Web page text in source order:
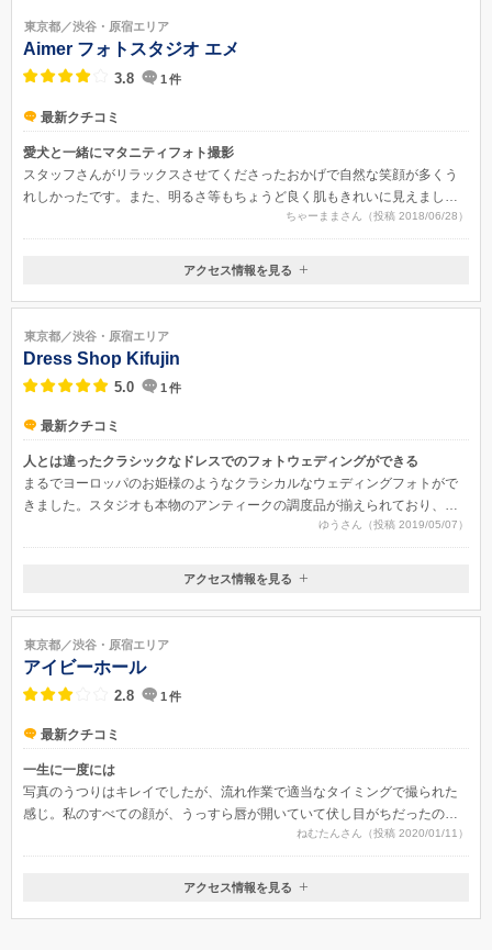
JR渋谷駅より徒歩７分 京王井の頭線「渋谷」駅直通マークシティ「R
ESTAURANTS AVENUE 4F」出口から徒歩1分 横断歩道を渡り、1階がFa
mily MartのG-SQUAREビル
東京都／渋谷・原宿エリア
Aimer フォトスタジオ エメ
3.8 1 件
最新クチコミ
愛犬と一緒にマタニティフォト撮影
スタッフさんがリラックスさせてくださったおかげで自然な笑顔が多くう
れしかったです。また、明るさ等もちょうど良く肌もきれいに見えまし
ちゃーままさん（投稿 2018/06/28）
東京都渋谷区千駄ヶ谷3-13-22 第25宮庭マンション2F
アクセス情報を見る
東京都／渋谷・原宿エリア
Dress Shop Kifujin
5.0 1 件
最新クチコミ
人とは違ったクラシックなドレスでのフォトウェディングができる
まるでヨーロッパのお姫様のようなクラシカルなウェディングフォトがで
きました。スタジオも本物のアンティークの調度品が揃えられており、自
然光を取り入れた美しい写真に仕上がりました。結婚式では、和装しかし
なかったので、こちらで洋装フォトがとれてうれしいです。
ゆうさん（投稿 2019/05/07）
東京都渋谷区神宮前１丁目１５−１４
アクセス情報を見る
東京都／渋谷・原宿エリア
アイビーホール
2.8 1 件
最新クチコミ
一生に一度には
写真のうつりはキレイでしたが、流れ作業で適当なタイミングで撮られた
感じ。私のすべての顔が、うっすら唇が開いていて伏し目がちだったの
に、撮影時カメラマンやスタッフから何も言われず、出来上がった写真を
見るまでソレに気付かなかった。
ねむたんさん（投稿 2020/01/11）
東京都渋谷区渋谷４丁目４−２５
アクセス情報を見る